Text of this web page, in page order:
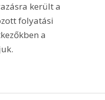
került a
folyatási
a